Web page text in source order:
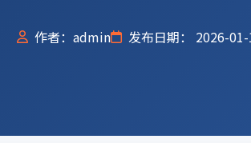
作者：admin 发布日期： 2026-